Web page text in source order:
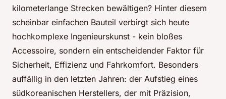
kilometerlange Strecken bewältigen? Hinter diesem
scheinbar einfachen Bauteil verbirgt sich heute
hochkomplexe Ingenieurskunst - kein bloßes
Accessoire, sondern ein entscheidender Faktor für
Sicherheit, Effizienz und Fahrkomfort. Besonders
auffällig in den letzten Jahren: der Aufstieg eines
südkoreanischen Herstellers, der mit Präzision,